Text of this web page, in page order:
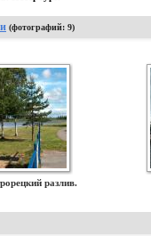
(фотографий: 9)
разлив.